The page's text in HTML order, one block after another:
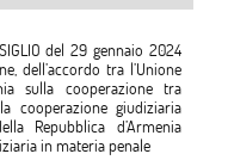
del 29 gennaio 2024
dell’accordo tra l’Unione
sulla cooperazione tra
cooperazione giudiziaria
Repubblica d’Armenia
in materia penale